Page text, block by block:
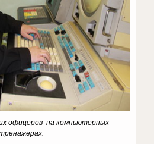
офицеров на компьютерных